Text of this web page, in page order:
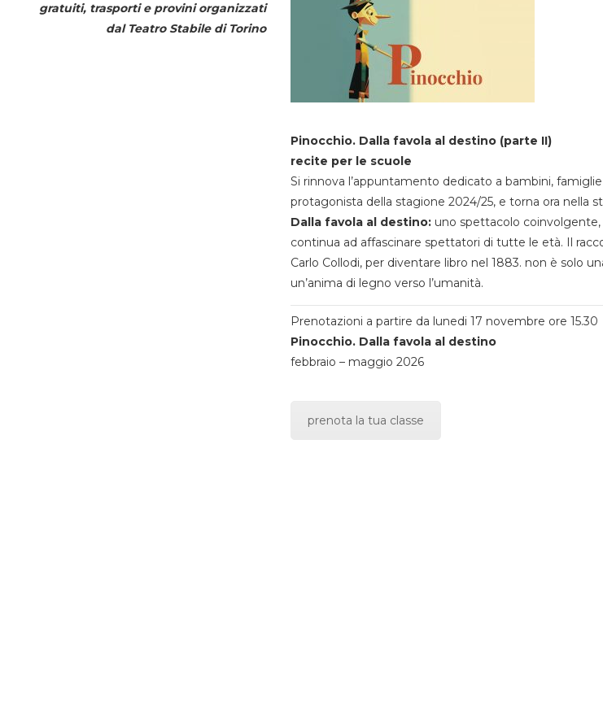
gratuiti, trasporti e provini organizzati
dal Teatro Stabile di Torino
Pinocchio. Dalla favola al destino (parte II)
recite per le scuole
Si rinnova l’appuntamento dedicato a bambini,
protagonista della stagione 2024/25, e torna ora nella
Dalla favola al destino:uno spettacolo coinvolgente,
continua ad affascinare spettatori di tutte le età. Il
Carlo Collodi, per diventare libro nel 1883. non è solo
un’anima di legno verso l’umanità.
Prenotazioni a partire da lunedi 17 novembre ore 15.30
Pinocchio. Dalla favola al destino
febbraio – maggio 2026
prenota la tua classe